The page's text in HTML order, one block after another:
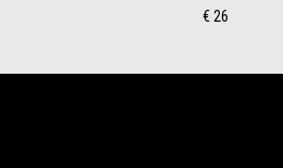
€ 26